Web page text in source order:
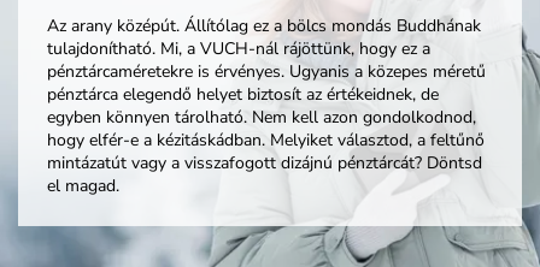
Az arany középút. Állítólag ez a bölcs mondás Buddhának
tulajdonítható. Mi, a VUCH-nál rájöttünk, hogy ez a
pénztárcaméretekre is érvényes. Ugyanis a közepes méretű
pénztárca elegendő helyet biztosít az értékeidnek, de
egyben könnyen tárolható. Nem kell azon gondolkodnod,
hogy elfér-e a kézitáskádban. Melyiket választod, a feltűnő
mintázatút vagy a visszafogott dizájnú pénztárcát? Döntsd
el magad.